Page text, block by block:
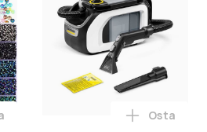
– 1 pari, musta
Ylellinen strassisarja - 32 000
Lisää
Osta